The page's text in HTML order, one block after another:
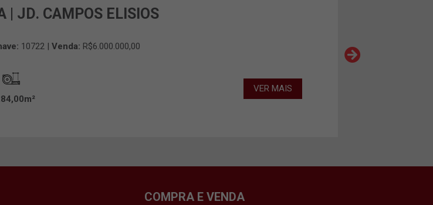
| JD. CAMPOS ELISIOS
10722 |Venda: R$6.000.000,00
VER MAIS
COMPRA E VENDA